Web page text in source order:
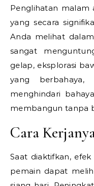
Penglihatan malam
yang secara
Anda melihat
sangat
gelap, eksplorasi
yang berbahaya,
menghindari
membangun tanpa
Cara
Saat diaktifkan,
pemain dapat